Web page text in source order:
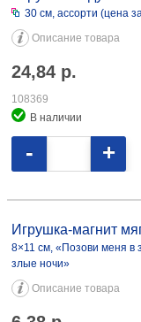
30 см, ассорти (цена
Описание товара
24,84 р.
108369
В наличии
- +
приду сквозь злые
Игрушка-магнит
8×11 см, «Позови меня в
злые ночи»
Описание товара